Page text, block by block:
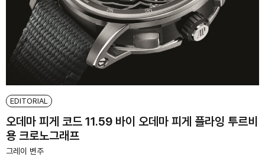
EDITORIAL
오데마 피게 코드 11.59 바이 오데마 피게 플라잉 투르비
용 크로노그래프
그레이 변주